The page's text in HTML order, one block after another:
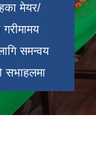
गणेशपुर,
जातँ)
मेयर/
समन्वय
सभाहलमा
फर्म देखि